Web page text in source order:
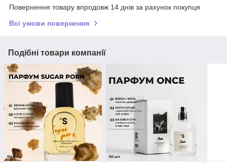
Повернення товару впродовж 14 днів за рахунок покупця
Всі умови повернення
Подібні товари компанії